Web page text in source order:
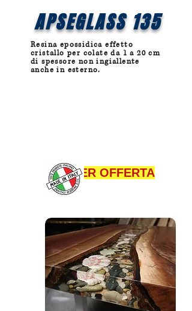
APSEGLASS 135
Resina epossidica effetto
cristallo per colate da 1 a 20 cm
di spessore non ingiallente
anche in esterno.
SUPER OFFERTA